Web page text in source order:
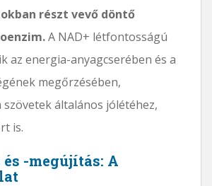
részt vevő döntő
A NAD+ létfontosságú
az energia-anyagcserében és a
megőrzésében,
szövetek általános jólétéhez,
is.
-megújítás: A